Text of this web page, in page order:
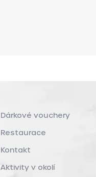
Dárkové vouchery
Restaurace
Kontakt
Aktivity v okolí